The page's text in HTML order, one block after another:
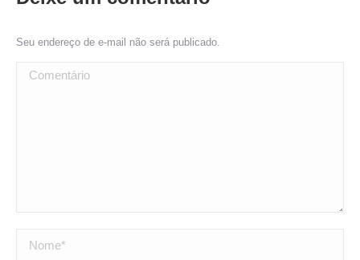
Seu endereço de e-mail não será publicado.
Comentário
Nome *